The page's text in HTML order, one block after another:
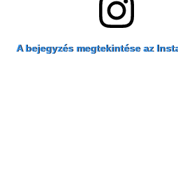
A bejegyzés megtekintése az